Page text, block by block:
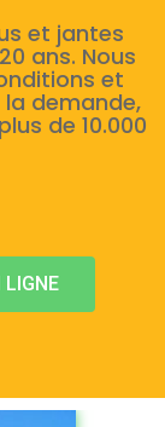
et jantes
ans. Nous
et
demande,
de 10.000
LIGNE